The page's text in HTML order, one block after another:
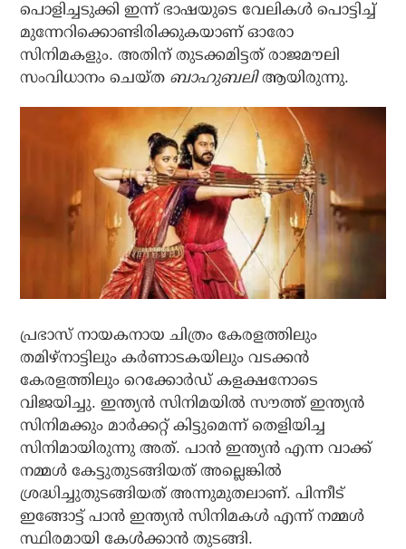
പൊളിച്ചടുക്കി ഇന്ന് ഭാഷയുടെ വേലികള്‍ പൊട്ടിച്ച്
മുന്നേറിക്കൊണ്ടിരിക്കുകയാണ് ഓരോ
സിനിമകളും. അതിന് തുടക്കമിട്ടത് രാജമൗലി
സംവിധാനം ചെയ്ത ബാഹുബലിആയിരുന്നു.
പ്രഭാസ് നായകനായ ചിത്രം കേരളത്തിലും
തമിഴ്‌നാട്ടിലും കര്‍ണാടകയിലും വടക്കന്‍
കേരളത്തിലും റെക്കോർഡ് കളക്ഷനോടെ
വിജയിച്ചു. ഇന്ത്യന്‍ സിനിമയില്‍ സൗത്ത് ഇന്ത്യന്‍
സിനിമക്കും മാര്‍ക്കറ്റ് കിട്ടുമെന്ന് തെളിയിച്ച
സിനിമായിരുന്നു അത്. പാന്‍ ഇന്ത്യന്‍ എന്ന വാക്ക്
നമ്മള്‍ കേട്ടുതുടങ്ങിയത് അല്ലെങ്കില്‍
ശ്രദ്ധിച്ചുതുടങ്ങിയത് അന്നുമുതലാണ്. പിന്നീട്
ഇങ്ങോട്ട് പാന്‍ ഇന്ത്യന്‍ സിനിമകള്‍ എന്ന് നമ്മള്‍
സ്ഥിരമായി കേള്‍ക്കാന്‍ തുടങ്ങി.